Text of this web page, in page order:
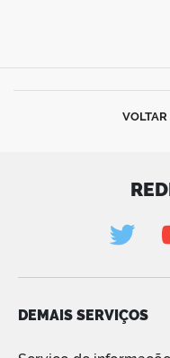
DEMAIS SERVIÇOS